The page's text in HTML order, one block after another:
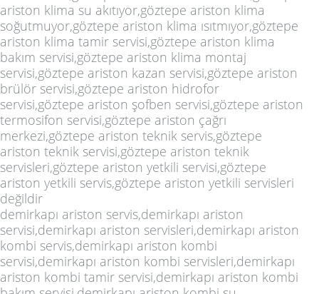
ariston klima su akıtıyor,göztepe ariston klima
soğutmuyor,göztepe ariston klima ısıtmıyor,göztepe
ariston klima tamir servisi,göztepe ariston klima
bakım servisi,göztepe ariston klima montaj
servisi,göztepe ariston kazan servisi,göztepe ariston
brülör servisi,göztepe ariston hidrofor
servisi,göztepe ariston şofben servisi,göztepe ariston
termosifon servisi,göztepe ariston çağrı
merkezi,göztepe ariston teknik servis,göztepe
ariston teknik servisi,göztepe ariston teknik
servisleri,göztepe ariston yetkili servisi,göztepe
ariston yetkili servis,göztepe ariston yetkili servisleri
değildir
demirkapı ariston servis,demirkapı ariston
servisi,demirkapı ariston servisleri,demirkapı ariston
kombi servis,demirkapı ariston kombi
servisi,demirkapı ariston kombi servisleri,demirkapı
ariston kombi tamir servisi,demirkapı ariston kombi